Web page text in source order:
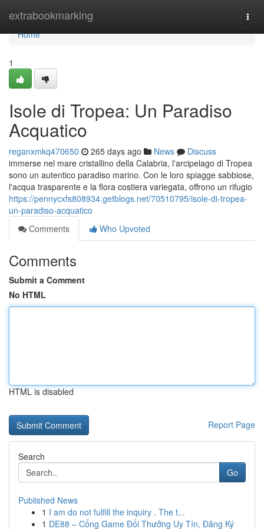
extrabookmarking
Home
Home
1
Isole di Tropea: Un Paradiso
Acquatico
reganxmkq470650 265 days ago News
Discuss
immerse nel mare cristallino della Calabria, l'arcipelago di Tropea
sono un autentico paradiso marino. Con le loro spiagge sabbiose,
l'acqua trasparente e la flora costiera variegata, offrono un rifugio
https://pennycxfs808934.getblogs.net/70510795/isole-di-tropea-
un-paradiso-acquatico
Comments
Who Upvoted
Comments
Submit a Comment
No HTML
HTML is disabled
Report Page
Search
Go
Published News
1 I am do not fulfill the inquiry . The t...
1 DE88 – Cổng Game Đổi Thưởng Uy Tín, Đăng Ký